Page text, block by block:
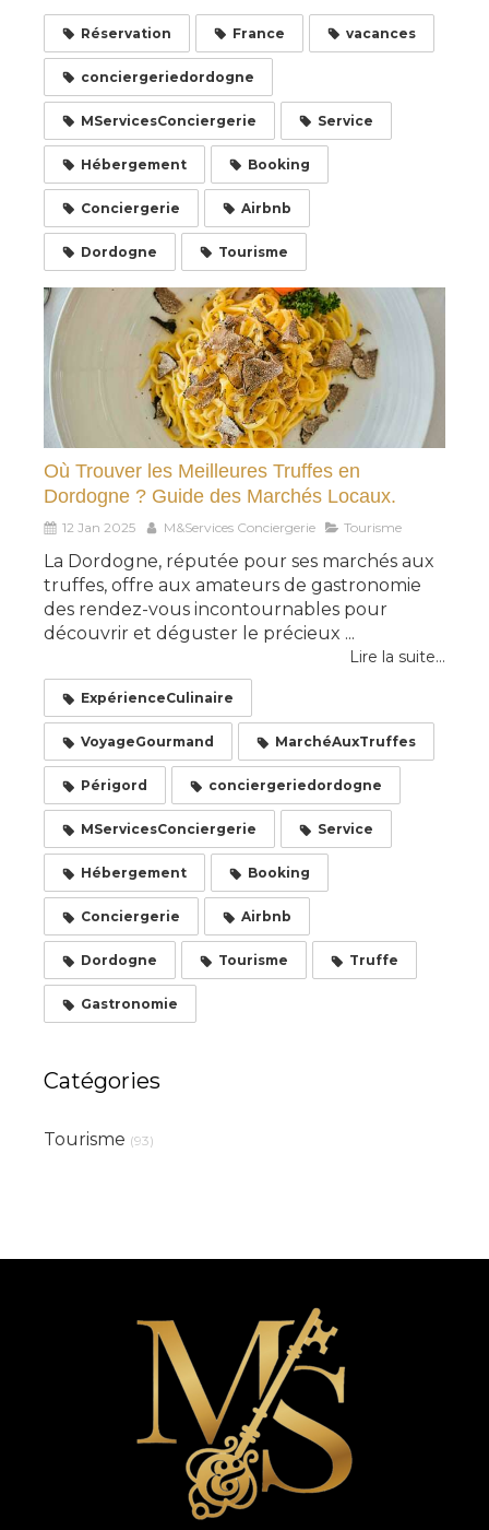
Réservation France vacances
conciergeriedordogne
MServicesConciergerie Service
Hébergement Booking
Conciergerie Airbnb
Dordogne Tourisme
Où Trouver les Meilleures Truffes en
Dordogne ? Guide des Marchés Locaux.
12 Jan 2025 M&Services Conciergerie Tourisme
La Dordogne, réputée pour ses marchés aux
truffes, offre aux amateurs de gastronomie
des rendez-vous incontournables pour
découvrir et déguster le précieux ...
Lire la suite...
ExpérienceCulinaire
VoyageGourmand MarchéAuxTruffes
Périgord conciergeriedordogne
MServicesConciergerie Service
Hébergement Booking
Conciergerie Airbnb
Dordogne Tourisme Truffe
Gastronomie
Catégories
Tourisme (93)